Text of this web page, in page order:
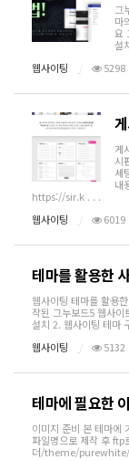
그
마
요
설
웹사이팅
5298
게
시
세
내
https://sir.k . . .
웹사이팅
6019
테마를 활용한
웹사이팅 테마를 활용
작된 그누보드5 웹사
설치 2. 웹사이팅 테마
웹사이팅
5132
테마에 필요한
이미지 준비 본 테마에
파일명으로 제작 후 ftp
더/theme/purewhite/